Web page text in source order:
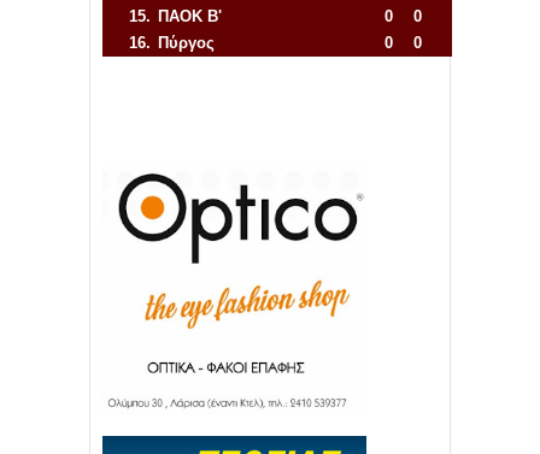
15. ΠΑΟΚ Β' 0
0
16. Πύργος 0
0